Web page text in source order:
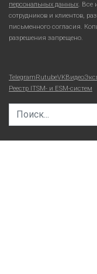
персональных данных. Все
сотрудников и клиентов,
письменного согласия.
разрешения запрещено.
TelegramRutubeVKВидео
Реестр ITSM- и ESM-систем
Search for